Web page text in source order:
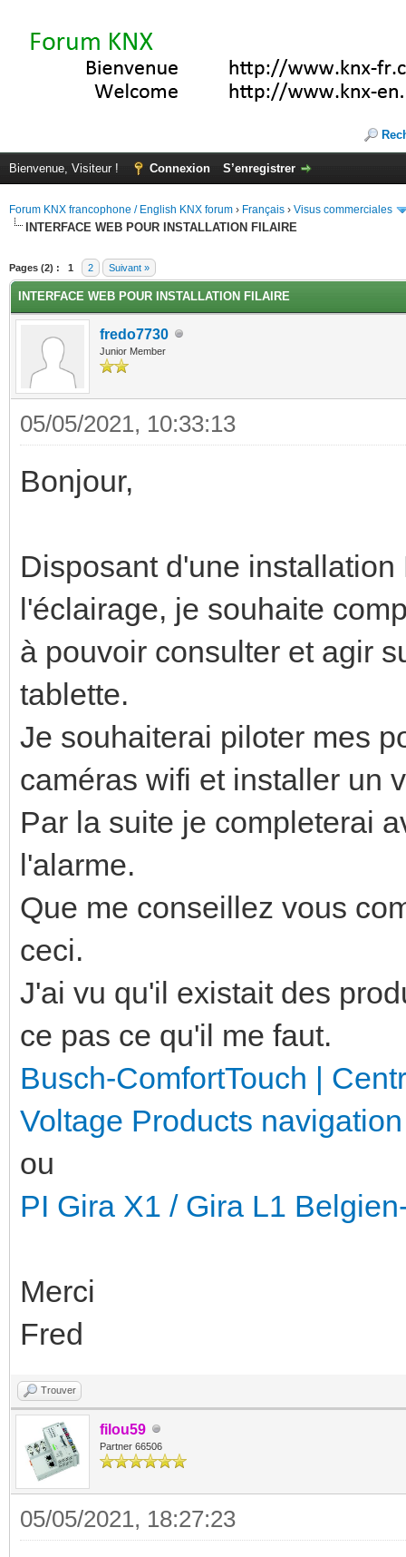
Bienvenue, Visiteur ! Connexion S’enregistrer
Forum KNX francophone / English KNX forum › Français › Visus commerciales
INTERFACE WEB POUR INSTALLATION FILAIRE
Pages (2) : 1 2 Suivant »
INTERFACE WEB POUR INSTALLATION FILAIRE
fredo7730
Junior Member
05/05/2021, 10:33:13
Bonjour,
Disposant d'une
l'éclairage, je souhaite
à pouvoir consulter et agir
tablette.
Je souhaiterai piloter mes
caméras wifi et installer un
Par la suite je completerai
l'alarme.
Que me conseillez vous
ceci.
J'ai vu qu'il existait des
ce pas ce qu'il me faut.
Busch-ComfortTouch |
Voltage Products
ou
PI Gira X1 / Gira L1
Merci
Fred
Trouver
filou59
Partner 66506
05/05/2021, 18:27:23